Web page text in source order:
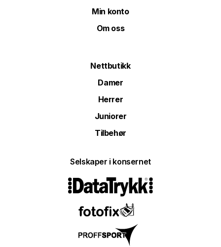
Min konto
Om oss
Nettbutikk
Damer
Herrer
Juniorer
Tilbehør
Selskaper i konsernet